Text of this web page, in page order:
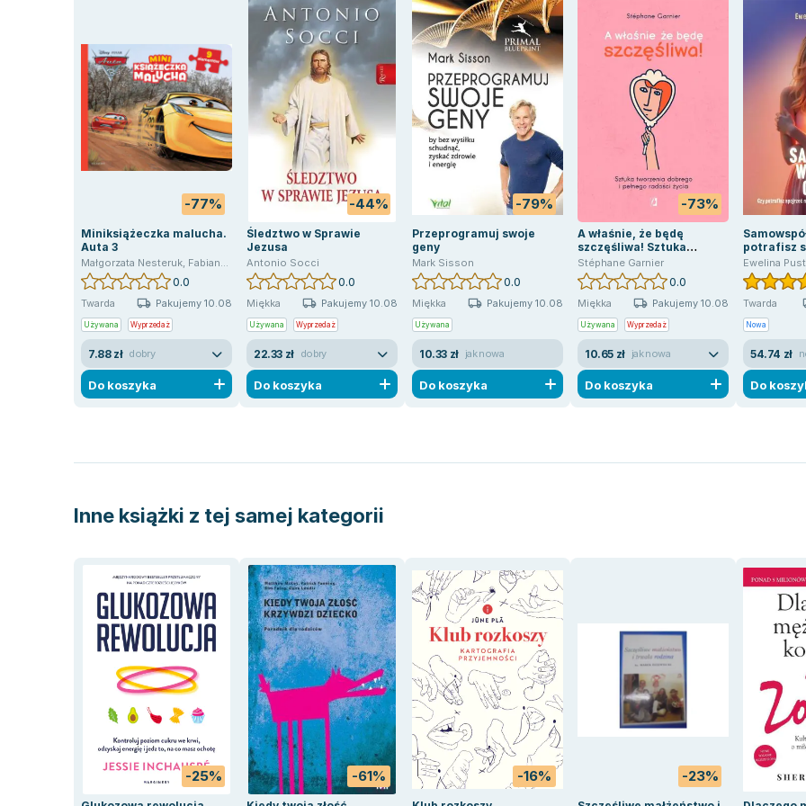
-77%
Miniksiążeczka malucha.
Auta 3
Małgorzata Nesteruk, Fabianowska Małgorzata
0.0
Twarda Pakujemy 10.08
Używana Wyprzedaż
7.88 zł dobry
Do koszyka
-44%
Śledztwo w Sprawie
Jezusa
Antonio Socci
0.0
Miękka Pakujemy 10.08
Używana Wyprzedaż
22.33 zł dobry
Do koszyka
-79%
Przeprogramuj swoje
geny
Mark Sisson
0.0
Miękka Pakujemy 10.08
Używana
10.33 zł jak nowa
Do koszyka
-73%
A właśnie, że będę
szczęśliwa! Sztuka
tworzenia dobrego i
pełnego radości życia
Stéphane Garnier
0.0
Miękka Pakujemy 10.08
Używana Wyprzedaż
10.65 zł jak nowa
Do koszyka
potrafisz
siebie..
Ewelina
Twarda
Nowa
54.74 zł
Do
Inne książki z tej samej kategorii
-25% -61% -16% -23%